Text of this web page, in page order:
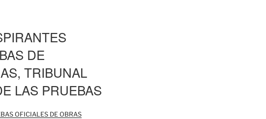
DE
TRIBUNAL
LAS PRUEBAS
OFICIALES DE OBRAS